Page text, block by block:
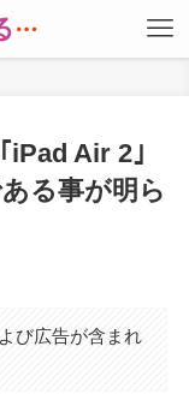
iPad Air 2｣
る事が明ら
び広告が含まれ